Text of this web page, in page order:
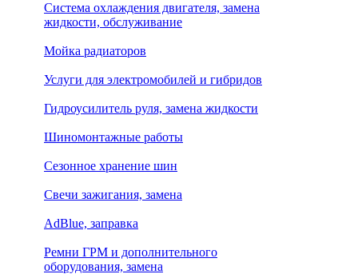
Система охлаждения двигателя, замена
жидкости, обслуживание
Мойка радиаторов
Услуги для электромобилей и гибридов
Гидроусилитель руля, замена жидкости
Шиномонтажные работы
Сезонное хранение шин
Свечи зажигания, замена
AdBlue, заправка
Ремни ГРМ и дополнительного
оборудования, замена